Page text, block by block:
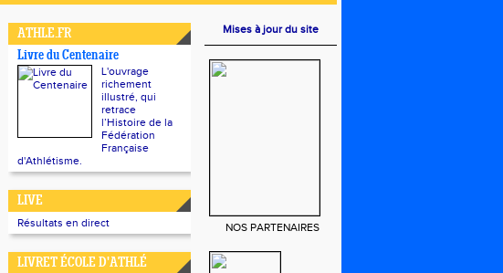
ATHLE.FR
Livre du Centenaire
L'ouvrage
richement
illustré, qui
retrace
l’Histoire de la
Fédération
Française
d'Athlétisme.
LIVE
Résultats en direct
LIVRET ÉCOLE D'ATHLÉ
Mises à jour du site
NOS PARTENAIRES